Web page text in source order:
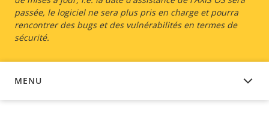
passée, le logiciel ne sera plus pris en charge et pourra
rencontrer des bugs et des vulnérabilités en termes de
sécurité.
MENU
LOGICIEL DU DISPOSITIF